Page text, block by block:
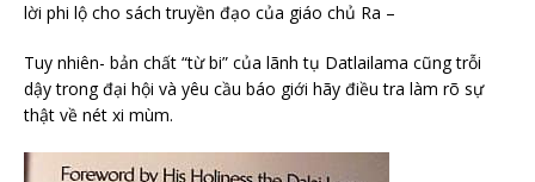
lời phi lộ cho sách truyền đạo của giáo chủ Ra –
Tuy nhiên- bản chất “từ bi” của lãnh tụ Datlailama cũng trỗi
dậy trong đại hội và yêu cầu báo giới hãy điều tra làm rõ sự
thật về nét xi mùm.